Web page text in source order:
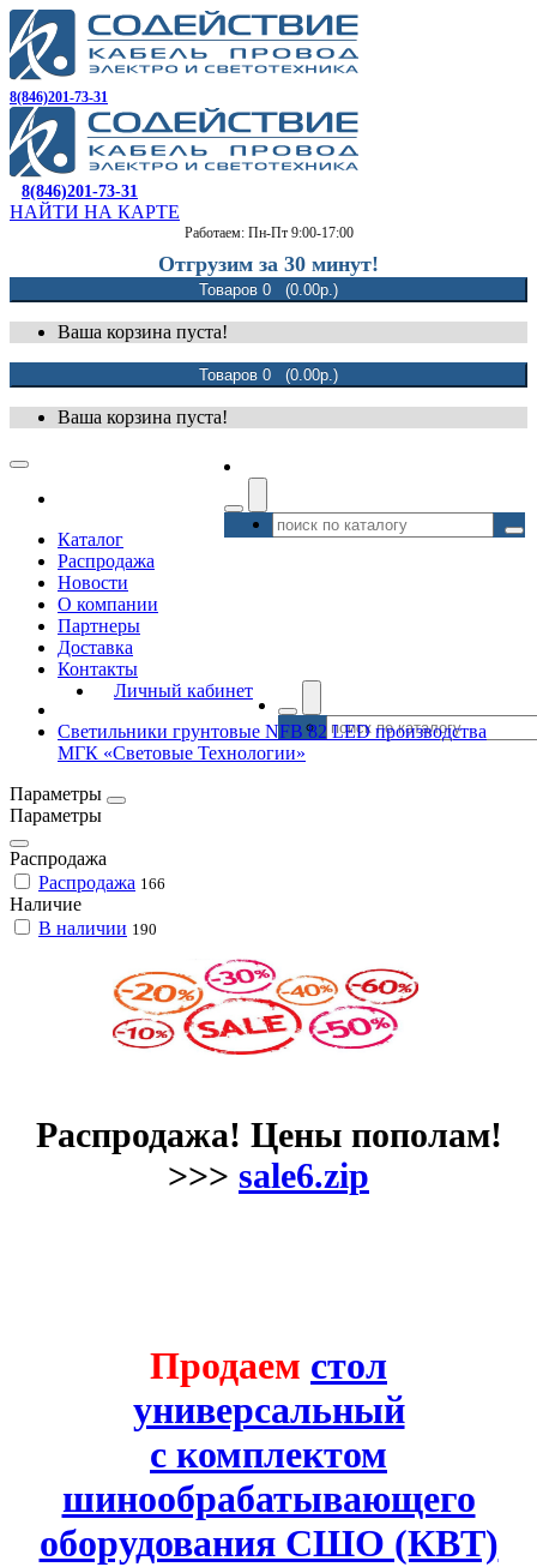
8(846)201-73-31
8(846)201-73-31
НАЙТИ НА КАРТЕ
Работаем: Пн-Пт 9:00-17:00
Отгрузим за 30 минут!
Товаров 0 (0.00р.)
Ваша корзина пуста!
Товаров 0 (0.00р.)
Ваша корзина пуста!
Каталог
Распродажа
Новости
О компании
Партнеры
Доставка
Контакты
Личный кабинет
Светильники грунтовые NFB 82 LED производства
МГК «Световые Технологии»
Параметры
Параметры
Распродажа
Распродажа 166
Наличие
В наличии 190
Распродажа! Цены пополам!
>>> sale6.zip
Продаем стол
универсальный
с комплектом
шинообрабатывающего
оборудования СШО (КВТ)